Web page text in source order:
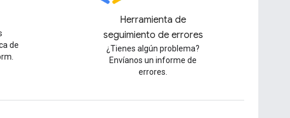
de
Herramienta de
seguimiento de errores
¿Tienes algún problema?
Envíanos un informe de
errores.